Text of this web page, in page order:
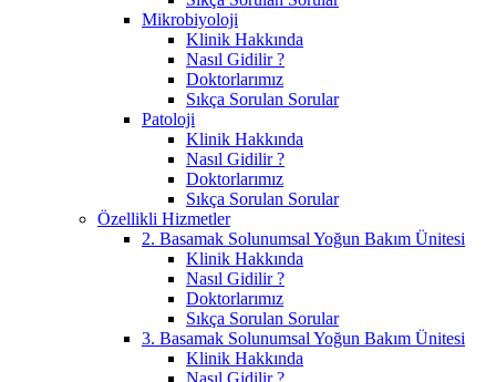
Mikrobiyoloji
Klinik Hakkında
Nasıl Gidilir ?
Doktorlarımız
Sıkça Sorulan Sorular
Patoloji
Klinik Hakkında
Nasıl Gidilir ?
Doktorlarımız
Sıkça Sorulan Sorular
Özellikli Hizmetler
2. Basamak Solunumsal Yoğun Bakım Ünitesi
Klinik Hakkında
Nasıl Gidilir ?
Doktorlarımız
Sıkça Sorulan Sorular
3. Basamak Solunumsal Yoğun Bakım Ünitesi
Klinik Hakkında
Nasıl Gidilir ?